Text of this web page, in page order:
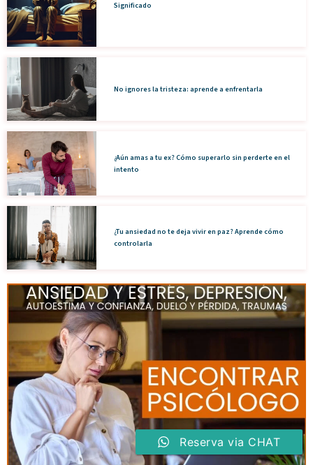
Significado
No ignores la tristeza: aprende a enfrentarla
¿Aún amas a tu ex? Cómo superarlo sin perderte en el
intento
¿Tu ansiedad no te deja vivir en paz? Aprende cómo
controlarla
Reserva via CHAT